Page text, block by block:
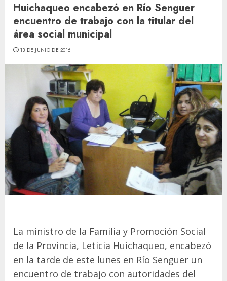
Huichaqueo encabezó en Río Senguer
encuentro de trabajo con la titular del
área social municipal
13 DE JUNIO DE 2016
La ministro de la Familia y Promoción Social
de la Provincia, Leticia Huichaqueo, encabezó
en la tarde de este lunes en Río Senguer un
encuentro de trabajo con autoridades del